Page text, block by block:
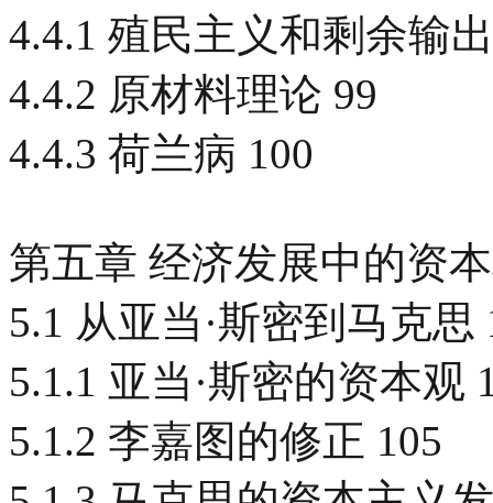
4.4.1 殖民主义和剩余输
4.4.2 原材料理论 99
4.4.3 荷兰病 100
第五章 经济发展中的资
5.1 从亚当·斯密到马克思
5.1.1 亚当·斯密的资本观
5.1.2 李嘉图的修正 105